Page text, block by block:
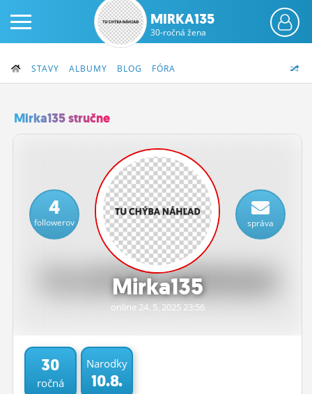
ČINŽIAK
FÓRUM
STATUSY
OBRÁZKY
MÔJ PROFIL
NASTAVENIA
MIRKA135
30-ročná žena
STAVY ALBUMY BLOG FÓRA
Mirka135 stručne
Mirka135
online 24. 5. 2025 23:56
4
followerov správa
30
ročná
Narodky
10.8.